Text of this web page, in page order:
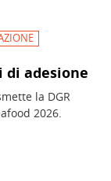
di adesione
la DGR
2026.